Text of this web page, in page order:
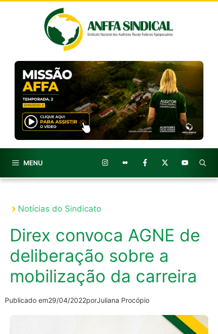
MENU
Notícias do Sindicato
Direx convoca AGNE de
deliberação sobre a
mobilização da carreira
Publicado em29/04/2022porJuliana Procópio